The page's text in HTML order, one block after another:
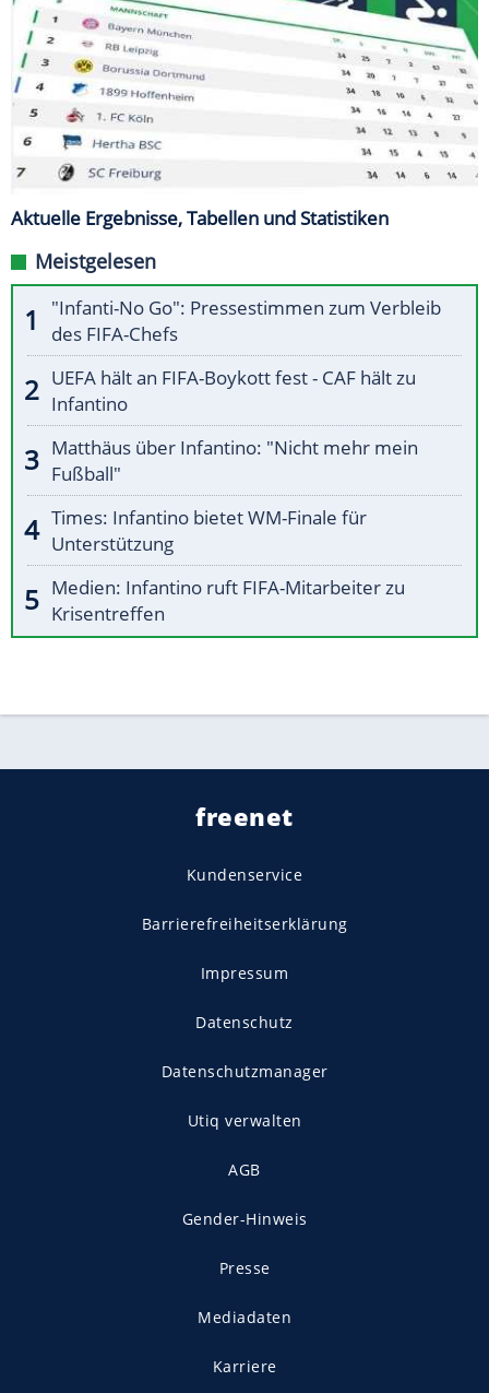
Aktuelle Ergebnisse, Tabellen und Statistiken
Meistgelesen
"Infanti-No Go": Pressestimmen zum Verbleib
des FIFA-Chefs
UEFA hält an FIFA-Boykott fest - CAF hält zu
Infantino
Matthäus über Infantino: "Nicht mehr mein
Fußball"
Times: Infantino bietet WM-Finale für
Unterstützung
Medien: Infantino ruft FIFA-Mitarbeiter zu
Krisentreffen
freenet
Kundenservice
Barrierefreiheitserklärung
Impressum
Datenschutz
Datenschutzmanager
Utiq verwalten
AGB
Gender-Hinweis
Presse
Mediadaten
Karriere